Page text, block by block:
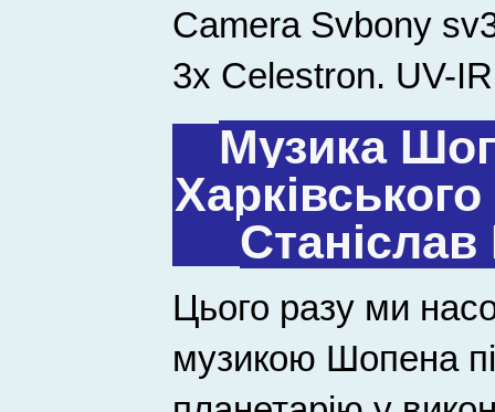
Camera Svbony
3x Celestron. UV-
Музика
Станіслав
Цього разу ми
музикою Шопена